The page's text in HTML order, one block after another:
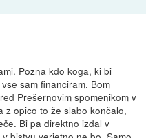
Pozna kdo koga, ki bi
sam financiram. Bom
Prešernovim spomenikom v
z opico to že slabo končalo,
Bi pa direktno izdal v